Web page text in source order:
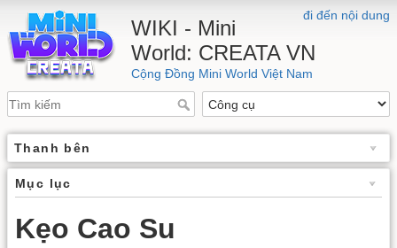
đi đến nội dung
WIKI - Mini
World: CREATA VN
Cộng Đồng Mini World Việt Nam
Thanh bên
Mục lục
Kẹo Cao Su